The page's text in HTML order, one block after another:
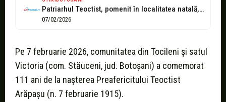
Patriarhul Teoctist, pomenit în localitatea natală, la 111 ani de la naștere!...
07/02/2026
Pe 7 februarie 2026, comunitatea din Tocileni și satul
Victoria (com. Stăuceni, jud. Botoșani) a comemorat
111 ani de la nașterea Preafericitului Teoctist
Arăpașu (n. 7 februarie 1915).